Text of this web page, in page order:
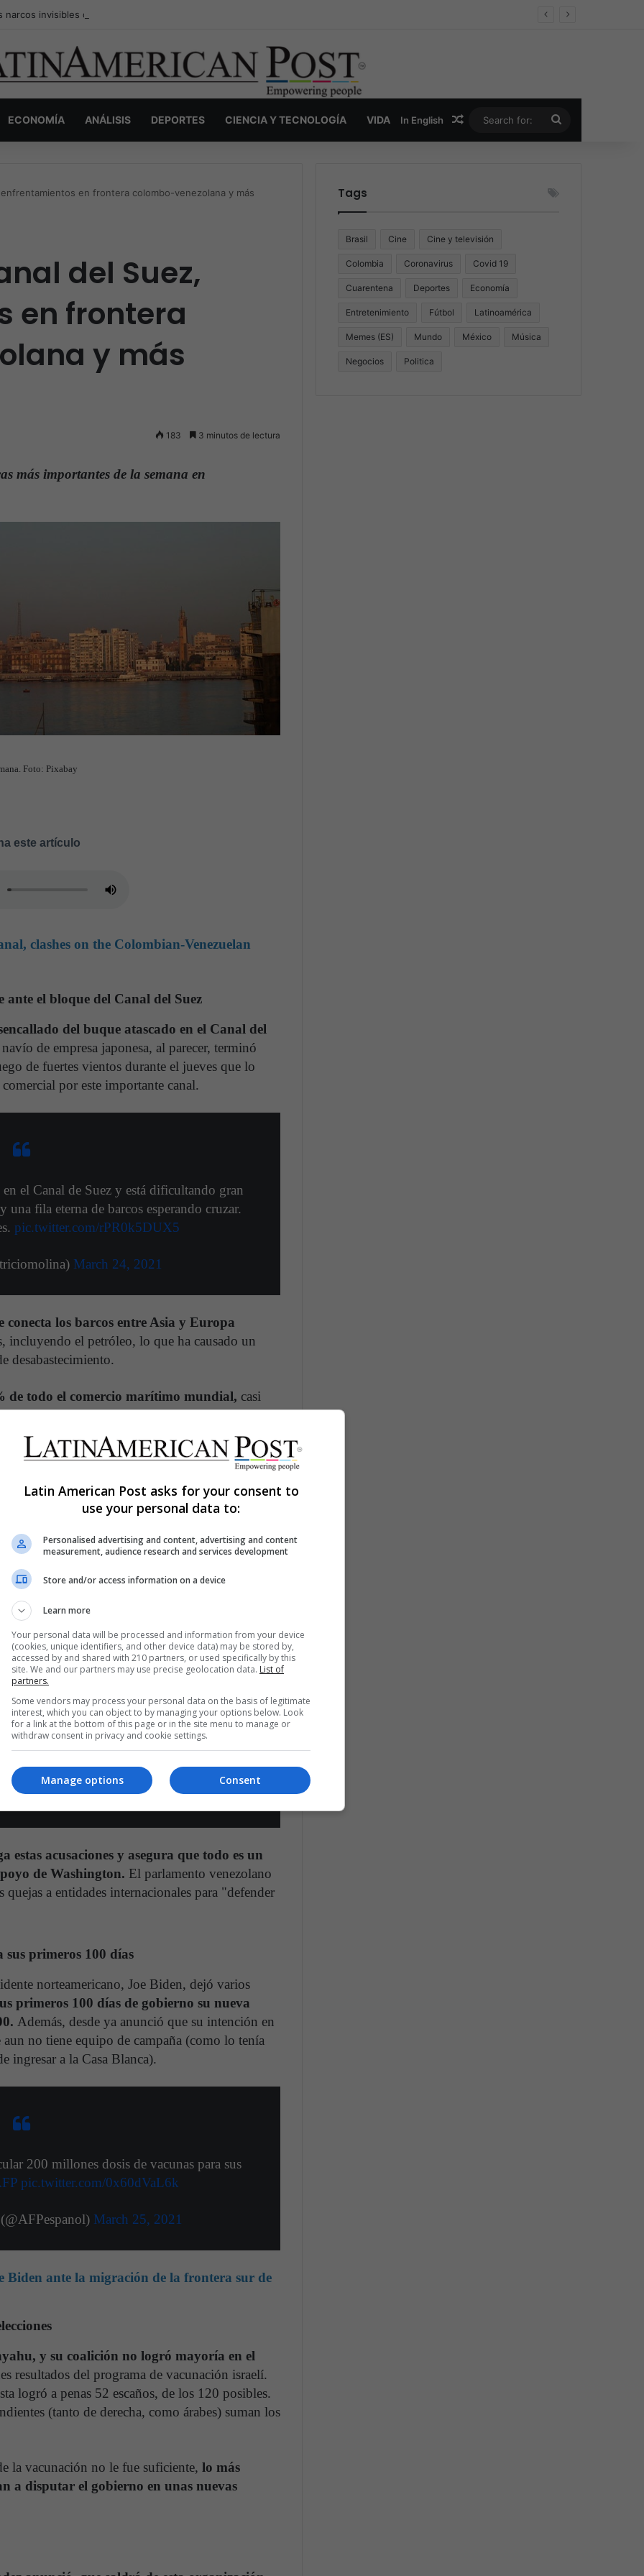
narcos invisibles de Colombia: la guerra secreta por la verdad, el poder y la nueva economía de la droga
ECONOMÍA ANÁLISIS DEPORTES CIENCIA Y TECNOLOGÍA VIDA In English Random Article
for:
en frontera colombo-venezolana y más
del Suez,
en frontera
y más
183 3 minutos de lectura
más importantes de la semana en
Foto: Pixabay
este artículo
clashes on the Colombian-Venezuelan
ante el bloque del Canal del Suez
del buque atascado en el Canal del
de empresa japonesa, al parecer, terminó
de fuertes vientos durante el jueves que lo
por este importante canal.
el Canal de Suez y está dificultando gran
fila eterna de barcos esperando cruzar.
pic.twitter.com/rPR0k5DUX5
March 24, 2021
los barcos entre Asia y Europa
incluyendo el petróleo, lo que ha causado un
desabastecimiento.
de todo el comercio marítimo mundial, casi
que maneja el canal.
de la guerrilla de las Farc y las fuerzas
a ambos lados de la frontera.Desde el martes
el departamento colombiano de Arauca y el
venezolanos intentan huir de los combates
Nacional Bolivariana rumbo a Colombia.
armados en Venezuela
desde#Venezuelahacia la localidad
registrados entre el ejército
la disuelta guerrilla de las#FARC. (jpc)
rDumO0kmTp
March 26, 2021
estas acusaciones y asegura que todo es un
de Washington. El parlamento venezolano
a entidades internacionales para "defender
primeros 100 días
norteamericano, Joe Biden, dejó varios
primeros 100 días de gobierno su nueva
Además, desde ya anunció que su intención en
no tiene equipo de campaña (como lo tenía
ingresar a la Casa Blanca).
200 millones dosis de vacunas para sus
pic.twitter.com/0x60dVaL6k
March 25, 2021
Biden ante la migración de la frontera sur de
y su coalición no logró mayoría en el
resultados del programa de vacunación israelí.
logró a penas 52 escaños, de los 120 posibles.
(tanto de derecha, como árabes) suman los
la vacunación no le fue suficiente, lo más
a disputar el gobierno en unas nuevas
Tags
Brasil Cine Cine y televisión
Colombia Coronavirus Covid 19
Cuarentena Deportes Economía
Entretenimiento Fútbol Latinoamérica
Memes (ES) Mundo México Música
Negocios Politica
Latin American Post asks for your consent to
use your personal data to:
Personalised advertising and content, advertising and content
measurement, audience research and services development
Store and/or access information on a device
Learn more
Your personal data will be processed and information from your device
(cookies, unique identifiers, and other device data) may be stored by,
accessed by and shared with 210 partners, or used specifically by this
site. We and our partners may use precise geolocation data. List of
partners.
Some vendors may process your personal data on the basis of legitimate
interest, which you can object to by managing your options below. Look
for a link at the bottom of this page or in the site menu to manage or
withdraw consent in privacy and cookie settings.
Consent
Manage options